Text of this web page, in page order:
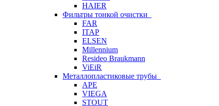
HAIER
Фильтры тонкой очистки
FAR
ITAP
ELSEN
Millennium
Resideo Braukmann
ViEiR
Металлопластиковые трубы
APE
VIEGA
STOUT